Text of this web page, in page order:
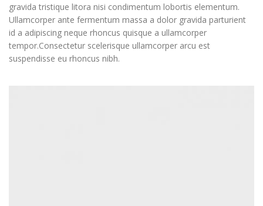
gravida tristique litora nisi condimentum lobortis elementum.
Ullamcorper ante fermentum massa a dolor gravida parturient
id a adipiscing neque rhoncus quisque a ullamcorper
tempor.Consectetur scelerisque ullamcorper arcu est
suspendisse eu rhoncus nibh.